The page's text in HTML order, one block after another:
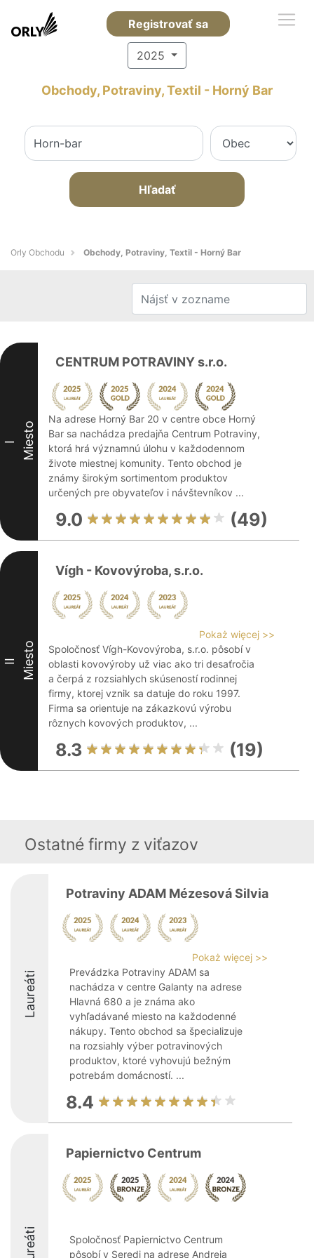
Registrovať sa
2025
Obchody, Potraviny, Textil - Horný Bar
Hľadať
Orly Obchodu Obchody, Potraviny, Textil - Horný Bar
I Miesto
CENTRUM POTRAVINY s.r.o.
Na adrese Horný Bar 20 v centre obce Horný
Bar sa nachádza predajňa Centrum Potraviny,
ktorá hrá významnú úlohu v každodennom
živote miestnej komunity. Tento obchod je
známy širokým sortimentom produktov
určených pre obyvateľov i návštevníkov ...
9.0 (49)
II Miesto
Vígh - Kovovýroba, s.r.o.
Pokaż więcej >>
Spoločnosť Vígh-Kovovýroba, s.r.o. pôsobí v
oblasti kovovýroby už viac ako tri desaťročia
a čerpá z rozsiahlych skúseností rodinnej
firmy, ktorej vznik sa datuje do roku 1997.
Firma sa orientuje na zákazkovú výrobu
rôznych kovových produktov, ...
8.3 (19)
Ostatné firmy z viťazov
Laureáti
Potraviny ADAM Mézesová Silvia
Pokaż więcej >>
Prevádzka Potraviny ADAM sa
nachádza v centre Galanty na adrese
Hlavná 680 a je známa ako
vyhľadávané miesto na každodenné
nákupy. Tento obchod sa špecializuje
na rozsiahly výber potravinových
produktov, ktoré vyhovujú bežným
potrebám domácností. ...
8.4
Papiernictvo Centrum
Spoločnosť Papiernictvo Centrum
pôsobí v Seredi na adrese Andreja